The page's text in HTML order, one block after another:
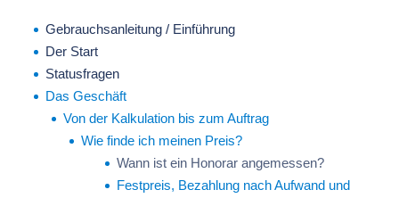
Gebrauchsanleitung / Einführung
Der Start
Statusfragen
Das Geschäft
Von der Kalkulation bis zum Auftrag
Wie finde ich meinen Preis?
Wann ist ein Honorar angemessen?
Festpreis, Bezahlung nach Aufwand und